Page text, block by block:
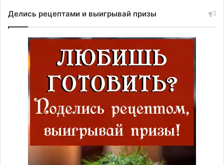
Делись рецептами и выигрывай призы